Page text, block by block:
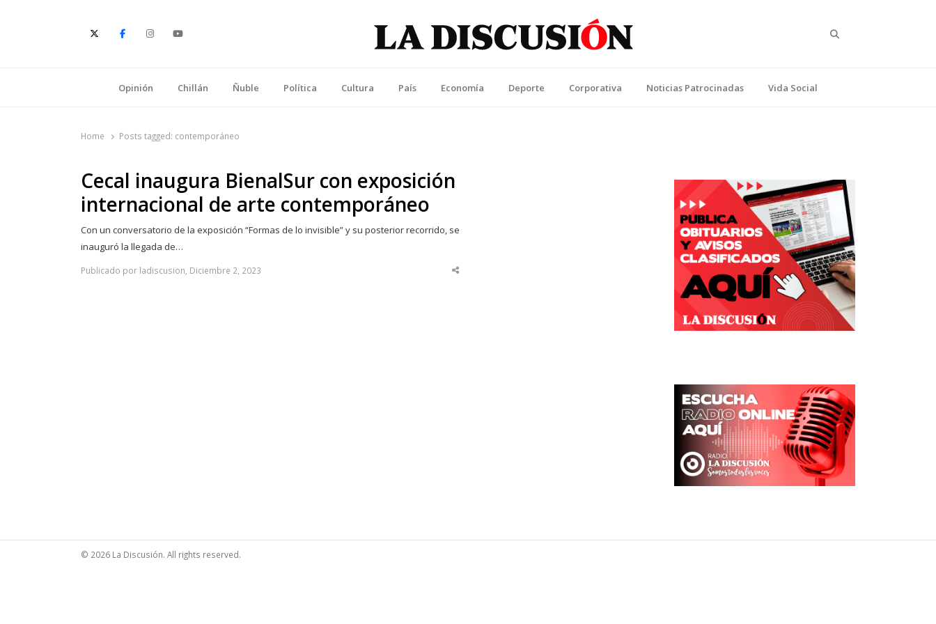
Opinión Chillán Ñuble Política Cultura País Economía Deporte Corporativa Noticias Patrocinadas Vida Social
Home Posts tagged: contemporáneo
Cecal inaugura BienalSur con exposición
internacional de arte contemporáneo
Con un conversatorio de la exposición “Formas de lo invisible” y su posterior recorrido, se
inauguró la llegada de…
Publicado por ladiscusion, Diciembre 2, 2023
Share
© 2026 La Discusión. All rights reserved.